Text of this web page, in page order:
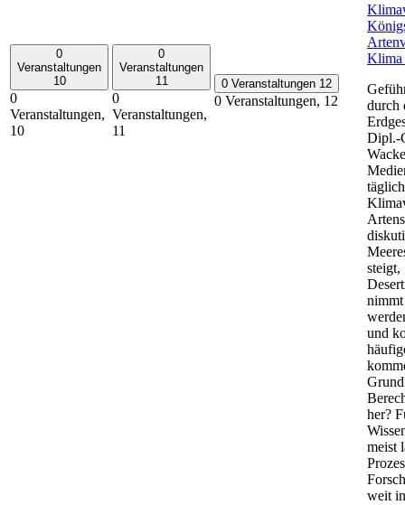
0
Veranstaltungen
10
0
Veranstaltungen,
10
0
Veranstaltungen
11
0
Veranstaltungen,
11
0 Veranstaltungen 12
0 Veranstaltungen, 12
Klima
durch
Dipl.-
steigt,
und
her?
meist
weit